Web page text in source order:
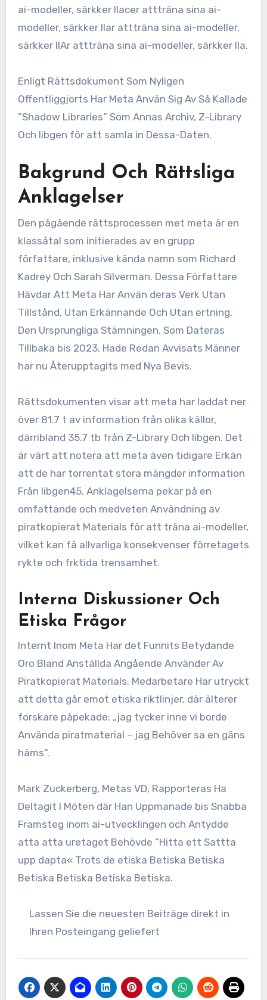
ai-modeller, särkker llacer attträna sina ai-
modeller, särkker llar attträna sina ai-modeller,
särkker llAr attträna sina ai-modeller, särkker lla.
Enligt Rättsdokument Som Nyligen
Offentliggjorts Har Meta Använ Sig Av Så Kallade
”Shadow Libraries” Som Annas Archiv, Z-Library
Och libgen för att samla in Dessa-Daten.
Bakgrund Och Rättsliga
Anklagelser
Den pågående rättsprocessen met meta är en
klassåtal som initierades av en grupp
författare, inklusive kända namn som Richard
Kadrey Och Sarah Silverman. Dessa Författare
Hävdar Att Meta Har Använ deras Verk Utan
Tillstånd, Utan Erkännande Och Utan ertning.
Den Ursprungliga Stämningen, Som Dateras
Tillbaka bis 2023, Hade Redan Avvisats Männer
har nu Återupptagits med Nya Bevis.
Rättsdokumenten visar att meta har laddat ner
över 81.7 t av information från olika källor,
därribland 35.7 tb från Z-Library Och libgen. Det
är värt att notera att meta även tidigare Erkän
att de har torrentat stora mängder information
Från libgen45. Anklagelserna pekar på en
omfattande och medveten Användning av
piratkopierat Materials för att träna ai-modeller,
vilket kan få allvarliga konsekvenser förretagets
rykte och frktida trensamhet.
Interna Diskussioner Och
Etiska Frågor
Internt Inom Meta Har det Funnits Betydande
Oro Bland Anställda Angående Använder Av
Piratkopierat Materials. Medarbetare Har utryckt
att detta går emot etiska riktlinjer, där älterer
forskare påpekade: „jag tycker inne vi borde
Använda piratmaterial – jag Behöver sa en gäns
häms“.
Mark Zuckerberg, Metas VD, Rapporteras Ha
Deltagit I Möten där Han Uppmanade bis Snabba
Framsteg inom ai-utvecklingen och Antydde
atta atta uretaget Behövde “Hitta ett Sattta
upp dapta« Trots de etiska Betiska Betiska
Betiska Betiska Betiska Betiska.
Lassen Sie die neuesten Beiträge direkt in
Ihren Posteingang geliefert